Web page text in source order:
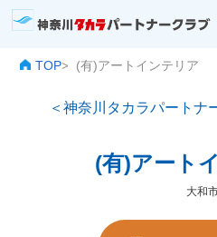
TOP> (有)アートインテリア
＜神奈川タカラパートナ
(有)アート
大和